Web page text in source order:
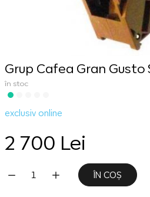
Grup Cafea Gran Gusto
în stoc
exclusiv online
2 700 Lei
ÎN COȘ